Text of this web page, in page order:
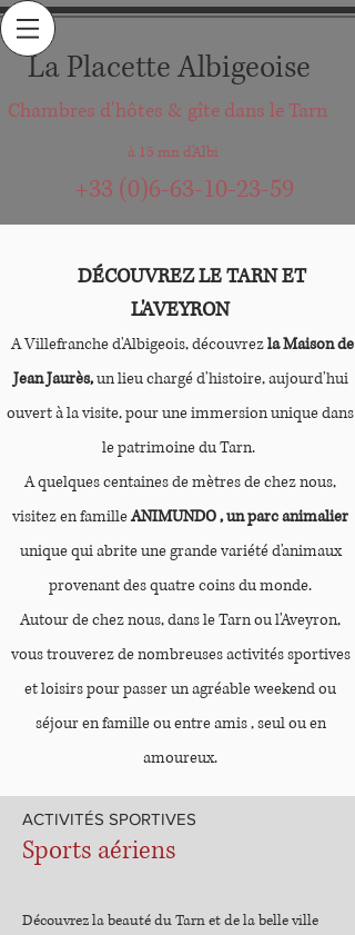
La Placette Albigeoise
Chambres d'hôtes & gîte dans le Tarn
à 15 mn d'Albi
+33 (0)6-63-10-23-59
DÉCOUVREZLE TARN ET
L'AVEYRON
A Villefranche d'Albigeois, découvrezla Maison de
Jean Jaurès,un lieu chargé d'histoire, aujourd'hui
ouvert à la visite, pour une immersion unique dans
le patrimoine du Tarn.
A quelques centaines de mètres de chez nous,
visitez en familleANIMUNDO , un parc animalier
uniquequi abrite une grande variété d'animaux
provenant des quatre coins du monde.
Autour de cheznous, dans le Tarn ou l'Aveyron,
vous trouverez denombreuses activités sportives
et loisirs pour passer un agréable weekend ou
séjour en famille ou entre amis , seul ou en
amoureux.
ACTIVITÉS SPORTIVES
Sports aériens
Découvrez la beauté du Tarn et de la belle ville